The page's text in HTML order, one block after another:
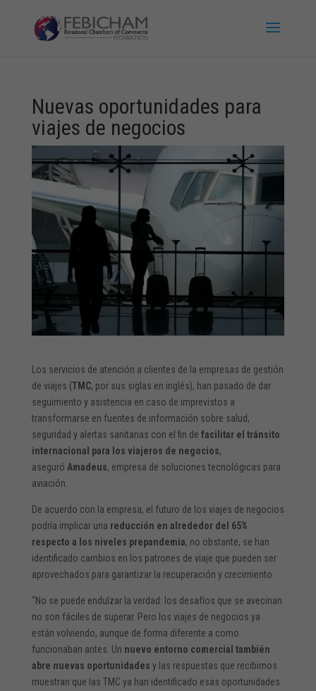
Nuevas oportunidades para
viajes de negocios
Los servicios de atención a clientes de la empresas de gestión
de viajes (TMC, por sus siglas en inglés), han pasado de dar
seguimiento y asistencia en caso de imprevistos a
transformarse en fuentes de información sobre salud,
seguridad y alertas sanitarias con el fin de facilitar el tránsito
internacional para los viajeros de negocios,
aseguró Amadeus, empresa de soluciones tecnológicas para
aviación.
De acuerdo con la empresa, el futuro de los viajes de negocios
podría implicar una reducción en alrededor del 65%
respecto a los niveles prepandemia, no obstante, se han
identificado cambios en los patrones de viaje que pueden ser
aprovechados para garantizar la recuperación y crecimiento.
“No se puede endulzar la verdad: los desafíos que se avecinan
no son fáciles de superar. Pero los viajes de negocios ya
están volviendo, aunque de forma diferente a como
funcionaban antes. Un nuevo entorno comercial también
abre nuevas oportunidades y las respuestas que recibimos
muestran que las TMC ya han identificado esas oportunidades